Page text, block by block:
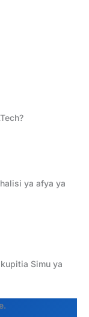
ya afya ya
Simu ya